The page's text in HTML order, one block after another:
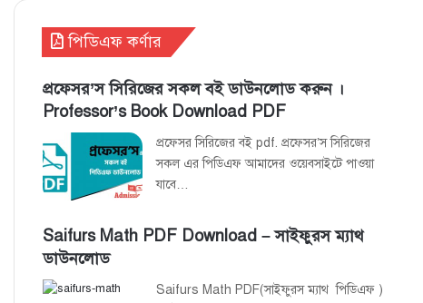
পিডিএফ কর্ণার
প্রফেসর’স সিরিজের সকল বই ডাউনলোড করুন ।
Professor’s Book Download PDF
প্রফেসর সিরিজের বই pdf. প্রফেসর’স সিরিজের
সকল এর পিডিএফ আমাদের ওয়েবসাইটে পাওয়া
যাবে…
Saifurs Math PDF Download – সাইফুরস ম্যাথ
ডাউনলোড
Saifurs Math PDF(সাইফুরস ম্যাথ পিডিএফ )